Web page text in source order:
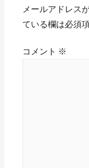
メールアドレス
ている欄は必須
コメント ※